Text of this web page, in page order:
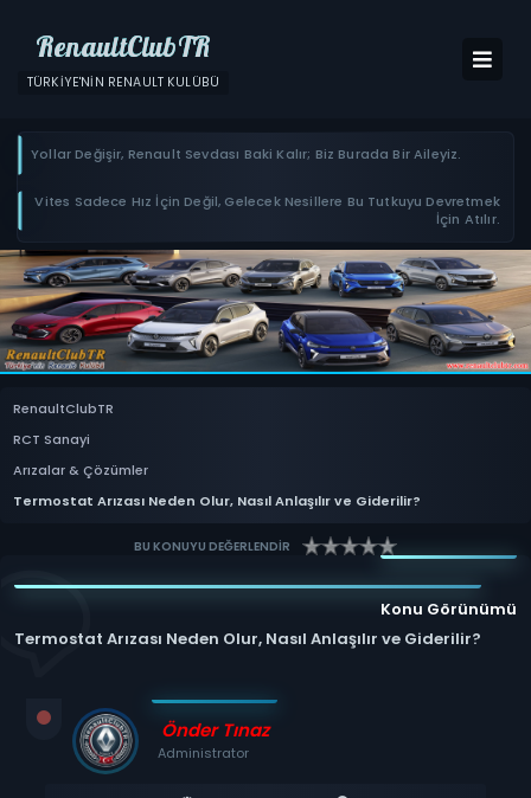
RenaultClubTR
TÜRKIYE'NIN RENAULT KULÜBÜ
Yollar Değişir, Renault Sevdası Baki Kalır; Biz Burada Bir Aileyiz.
Vites Sadece Hız İçin Değil, Gelecek Nesillere Bu Tutkuyu Devretmek
İçin Atılır.
RenaultClubTR
RCT Sanayi
Arızalar & Çözümler
Termostat Arızası Neden Olur, Nasıl Anlaşılır ve Giderilir?
BU KONUYU DEĞERLENDİR
Konu Görünümü
Termostat Arızası Neden Olur, Nasıl Anlaşılır ve Giderilir?
Önder Tınaz
Administrator